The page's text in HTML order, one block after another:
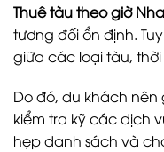
Thuê tàu theo giờ
tương đối ổn định.
giữa các loại tàu,
Do đó, du khách
kiểm tra kỹ các dịch
hẹp danh sách và